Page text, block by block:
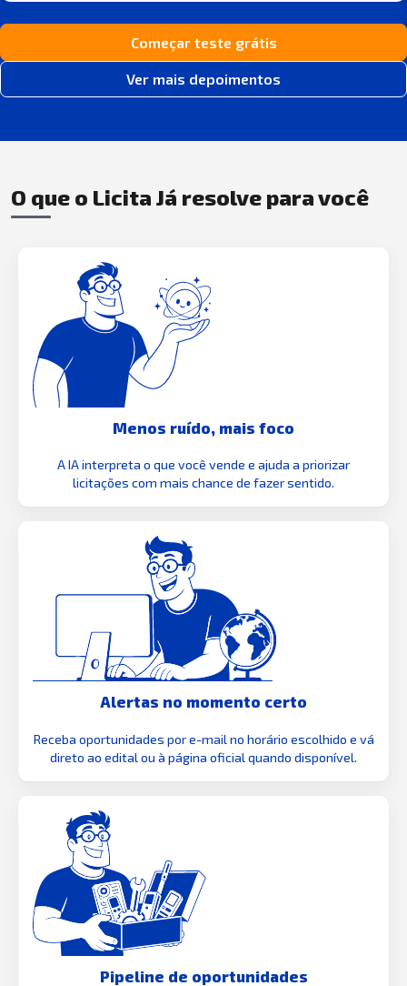
Começar teste grátis
Ver mais depoimentos
O que o Licita Já resolve para você
Menos ruído, mais foco
A IA interpreta o que você vende e ajuda a priorizar
licitações com mais chance de fazer sentido.
Alertas no momento certo
Receba oportunidades por e-mail no horário escolhido e vá
direto ao edital ou à página oficial quando disponível.
Pipeline de oportunidades